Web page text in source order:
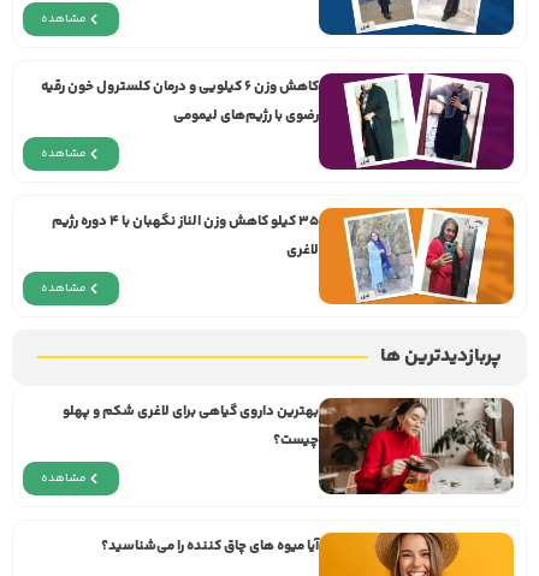
مشاهده
کاهش وزن ۶ کیلویی و درمان کلسترول خون رقیه
رضوی با رژیم‌های لیمومی
مشاهده
۳۵ کیلو کاهش وزن الناز نگهبان با ۴ دوره رژیم
لاغری
مشاهده
پربازدیدترین ها
بهترین داروی گیاهی برای لاغری شکم و پهلو
چیست؟
مشاهده
آیا میوه های چاق کننده را می‌شناسید؟